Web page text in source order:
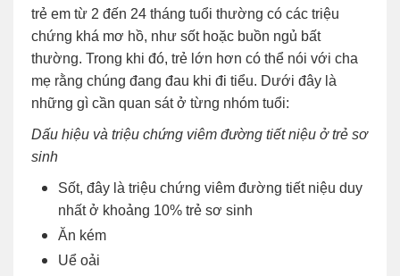
trẻ em từ 2 đến 24 tháng tuổi thường có các triệu
chứng khá mơ hồ, như sốt hoặc buồn ngủ bất
thường. Trong khi đó, trẻ lớn hơn có thể nói với cha
mẹ rằng chúng đang đau khi đi tiểu. Dưới đây là
những gì cần quan sát ở từng nhóm tuổi:
Dấu hiệu và triệu chứng viêm đường tiết niệu ở trẻ sơ
sinh
Sốt, đây là triệu chứng viêm đường tiết niệu duy
nhất ở khoảng 10% trẻ sơ sinh
Ăn kém
Uể oải